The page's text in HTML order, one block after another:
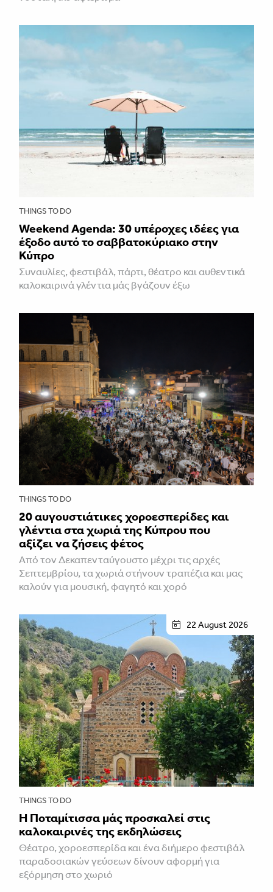
THINGS TO DO
Weekend Agenda: 30 υπέροχες ιδέες για
έξοδο αυτό το σαββατοκύριακο στην
Κύπρο
Συναυλίες, φεστιβάλ, πάρτι, θέατρο και αυθεντικά
καλοκαιρινά γλέντια μάς βγάζουν έξω
THINGS TO DO
20 αυγουστιάτικες χοροεσπερίδες και
γλέντια στα χωριά της Κύπρου που
αξίζει να ζήσεις φέτος
Από τον Δεκαπενταύγουστο μέχρι τις αρχές
Σεπτεμβρίου, τα χωριά στήνουν τραπέζια και μας
καλούν για μουσική, φαγητό και χορό
22 August 2026
THINGS TO DO
Η Ποταμίτισσα μάς προσκαλεί στις
καλοκαιρινές της εκδηλώσεις
Θέατρο, χοροεσπερίδα και ένα διήμερο φεστιβάλ
παραδοσιακών γεύσεων δίνουν αφορμή για
εξόρμηση στο χωριό